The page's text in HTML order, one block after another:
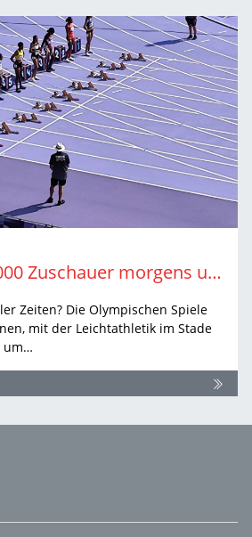
Olympia | 80.000 Zuschauer morgens um zehn – wo gibts denn sowas?
Zeiten? Die Olympischen Spiele
mit der Leichtathletik im Stade
um…